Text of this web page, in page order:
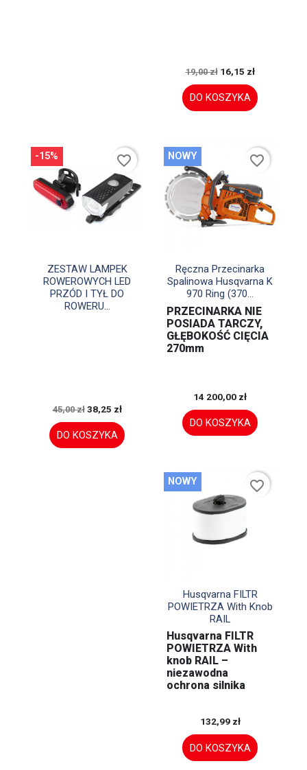
19,00 zł 16,15 zł
DO KOSZYKA
Szybki podgląd
ZESTAW LAMPEK
ROWEROWYCH LED
PRZÓD I TYŁ DO
ROWERU...
45,00 zł 38,25 zł
DO KOSZYKA
-15% favorite_border
Szybki podgląd
Ręczna Przecinarka
Spalinowa Husqvarna K
970 Ring (370...
PRZECINARKA NIE
POSIADA TARCZY,
GŁĘBOKOŚĆ CIĘCIA
270mm
14 200,00 zł
DO KOSZYKA
NOWY favorite_border
Szybki podgląd
Husqvarna FILTR
POWIETRZA With Knob
RAIL
Husqvarna FILTR
POWIETRZA With
knob RAIL –
niezawodna
ochrona silnika
132,99 zł
DO KOSZYKA
NOWY favorite_border